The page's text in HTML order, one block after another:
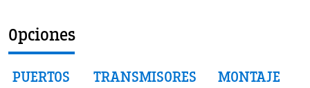
Opciones
PUERTOS TRANSMISORES MONTAJE